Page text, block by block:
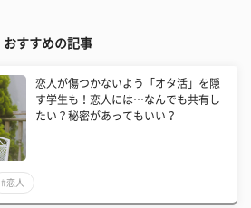
おすすめの記事
恋人が傷つかないよう「オタ活」を隠
す学生も！恋人には…なんでも共有し
たい？秘密があってもいい？
#恋人